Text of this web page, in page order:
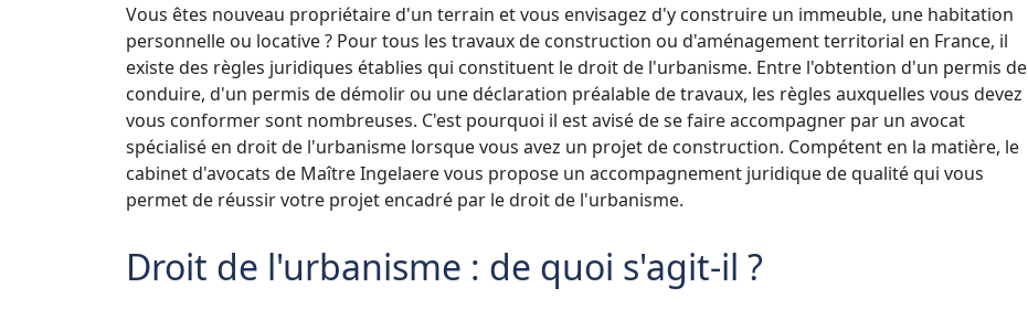
Vous êtes nouveau propriétaire d'un terrain et vous envisagez d'y construire un immeuble, une habitation
personnelle ou locative ? Pour tous les travaux de construction ou d'aménagement territorial en France, il
existe des règles juridiques établies qui constituent le droit de l'urbanisme. Entre l'obtention d'un permis de
conduire, d'un permis de démolir ou une déclaration préalable de travaux, les règles auxquelles vous devez
vous conformer sont nombreuses. C'est pourquoi il est avisé de se faire accompagner par un avocat
spécialisé en droit de l'urbanisme lorsque vous avez un projet de construction. Compétent en la matière, le
cabinet d'avocats de Maître Ingelaere vous propose un accompagnement juridique de qualité qui vous
permet de réussir votre projet encadré par le droit de l'urbanisme.
Droit de l'urbanisme : de quoi s'agit-il ?